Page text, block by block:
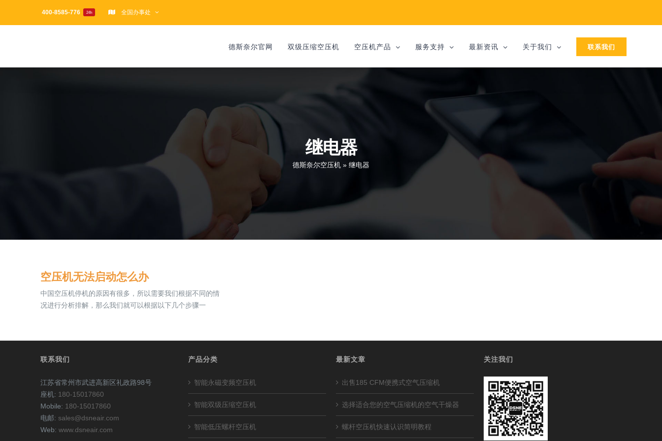
400-8585-776 24h 全国办事处
德斯奈尔官网 双级压缩空压机 空压机产品 服务支持 最新资讯 关于我们 联系我们
继电器
德斯奈尔空压机 » 继电器
空压机无法启动怎么办
中国空压机停机的原因有很多，所以需要我们根据不同的情
况进行分析排解，那么我们就可以根据以下几个步骤一
联系我们
江苏省常州市武进高新区礼政路98号
座机: 180-15017860
Mobile: 180-15017860
电邮: sales@dsneair.com
Web: www.dsneair.com
产品分类
智能永磁变频空压机
智能双级压缩空压机
智能低压螺杆空压机
最新文章
出售185 CFM便携式空气压缩机
选择适合您的空气压缩机的空气干燥器
螺杆空压机快速认识简明教程
关注我们